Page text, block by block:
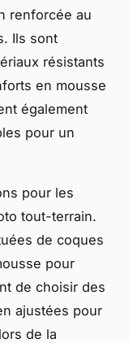
renforcée au
Ils sont
résistants
en mousse
également
pour un
pour les
tout-terrain.
de coques
pour
de choisir des
ajustées pour
de la